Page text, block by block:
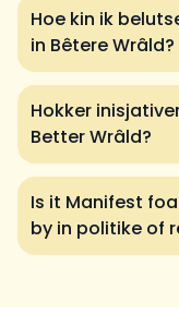
Hoe kin ik
in Bêtere Wrâld?
Hokker
Better Wrâld?
Is it Manifest
by in politike of